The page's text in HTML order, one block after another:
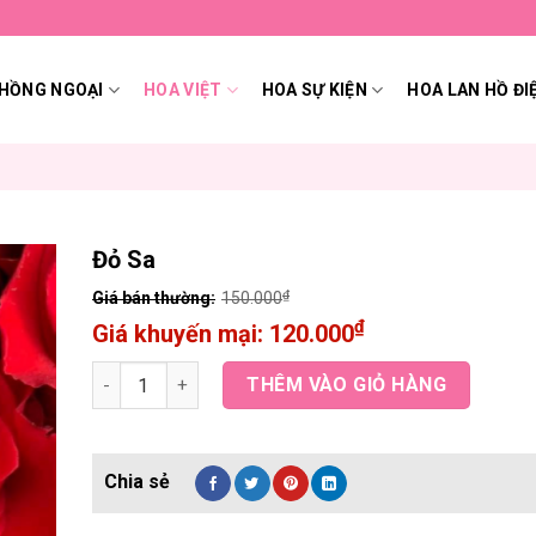
NGOẠI HOA VIỆT HOA SỰ KIỆN HOA LAN HỒ
Đỏ Sa
150.000₫
120.000₫
Đỏ Sa quantity THÊM VÀO GIỎ HÀNG